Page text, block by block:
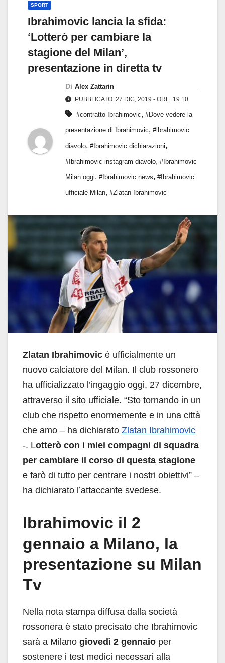
SPORT
Ibrahimovic lancia la sfida:
‘Lotterò per cambiare la
stagione del Milan’,
presentazione in diretta tv
Di Alex Zattarin
PUBBLICATO: 27 DIC, 2019 - ORE: 19:10
#contratto Ibrahimovic, #Dove vedere la
presentazione di Ibrahimovic, #ibrahimovic
diavolo, #Ibrahimovic dichiarazioni,
#Ibrahimovic instagram diavolo, #Ibrahimovic
Milan oggi, #Ibrahimovic news, #Ibrahimovic
ufficiale Milan, #Zlatan Ibrahimovic
Zlatan Ibrahimovic è ufficialmente un
nuovo calciatore del Milan. Il club rossonero
ha ufficializzato l’ingaggio oggi, 27 dicembre,
attraverso il sito ufficiale. “Sto tornando in un
club che rispetto enormemente e in una città
che amo – ha dichiarato Zlatan Ibrahimovic
-. Lotterò con i miei compagni di squadra
per cambiare il corso di questa stagione
e farò di tutto per centrare i nostri obiettivi” –
ha dichiarato l’attaccante svedese.
Ibrahimovic il 2
gennaio a Milano, la
presentazione su Milan
Tv
Nella nota stampa diffusa dalla società
rossonera è stato precisato che Ibrahimovic
sarà a Milano giovedì 2 gennaio per
sostenere i test medici necessari alla